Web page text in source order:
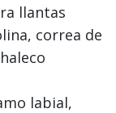
llantas
correa de
labial,